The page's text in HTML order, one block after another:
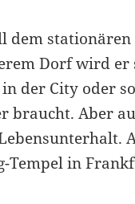
dem
Dorf wird
der City oder
braucht. Aber
Tempel in